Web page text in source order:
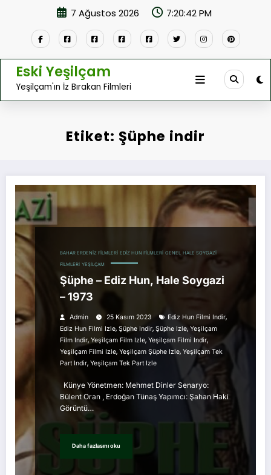
7 Ağustos 2026 7:20:43 PM
Eski Yeşilçam
Yeşilçam'ın İz Bırakan Filmleri
Etiket: Şüphe indir
BAHAR ERDENIZ FILMLERI EDIZ HUN FILMLERI GENEL HALE SOYGAZI
FILMLERI YEŞILÇAM
Şüphe – Ediz Hun, Hale Soygazi
– 1973
Admin 25 Kasım 2023 Ediz Hun Filmi Indir,
Ediz Hun Filmi Izle, Şüphe Indir, Şüphe Izle, Yeşilçam
Film Indir, Yeşilçam Film Izle, Yeşilçam Filmi Indir,
Yeşilçam Filmi Izle, Yeşilçam Şüphe Izle, Yeşilçam Tek
Part Indir, Yeşilçam Tek Part Izle
Künye Yönetmen: Mehmet Dinler Senaryo:
Bülent Oran , Erdoğan Tünaş Yapımcı: Şahan Haki
Görüntü…
Daha fazlasını oku